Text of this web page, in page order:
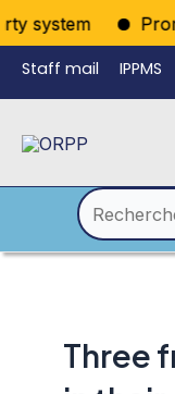
system
Aller
au
contenu
Staff mail IPPMS
Rechercher :
Three